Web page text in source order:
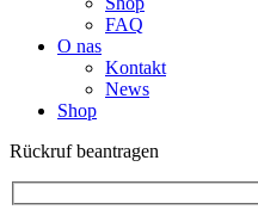
FAQ
O nas
Kontakt
News
Shop
Rückruf beantragen